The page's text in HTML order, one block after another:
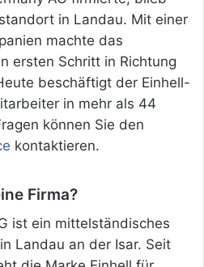
in Landau. Mit einer
machte das
ersten Schritt in Richtung
beschäftigt der Einhell-
in mehr als 44
können Sie den
kontaktieren.
Firma?
ist ein mittelständisches
Landau an der Isar. Seit